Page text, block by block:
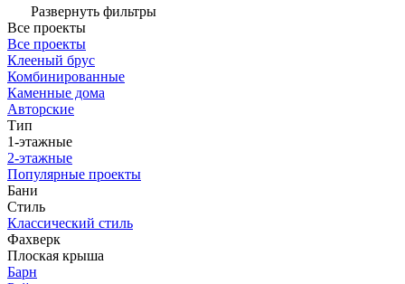
Развернуть фильтры
Все проекты
Все проекты
Клееный брус
Комбинированные
Каменные дома
Авторские
Тип
1-этажные
2-этажные
Популярные проекты
Бани
Стиль
Классический стиль
Фахверк
Плоская крыша
Барн